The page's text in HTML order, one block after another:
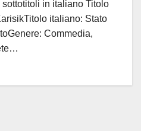
sottotitoli in italiano Titolo
italiano: Stato
Commedia,